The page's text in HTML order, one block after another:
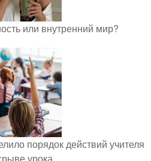
или внутренний мир?
порядок действий учителя